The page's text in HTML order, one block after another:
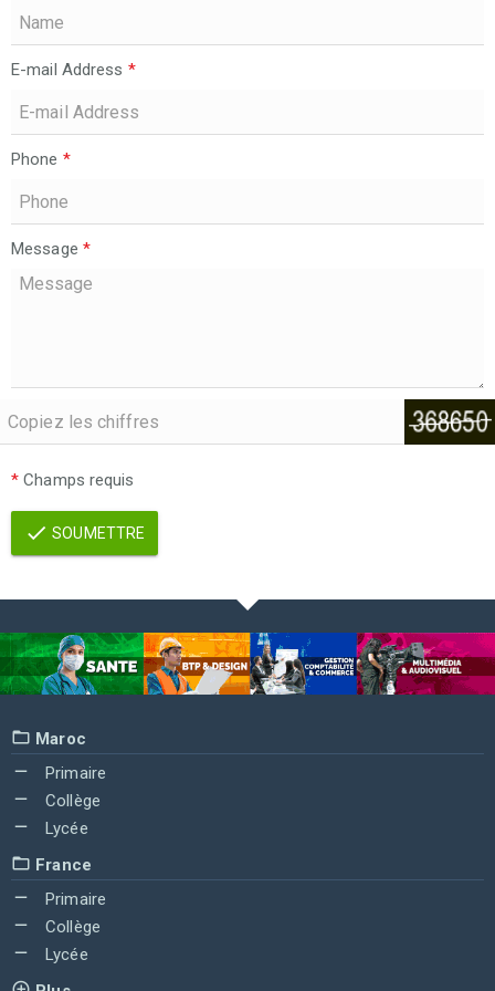
E-mail Address *
Phone *
Message *
* Champs requis
SOUMETTRE
Maroc
Primaire
Collège
Lycée
France
Primaire
Collège
Lycée